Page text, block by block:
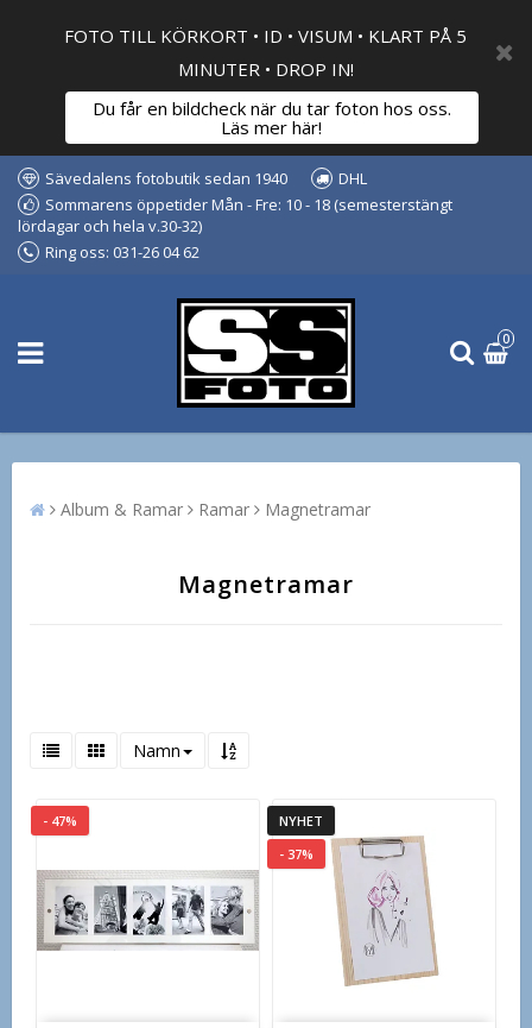
FOTO TILL KÖRKORT • ID • VISUM • KLART PÅ 5
MINUTER • DROP IN!
Du får en bildcheck när du tar foton hos oss.
Läs mer här!
Sävedalens fotobutik sedan 1940
DHL
Sommarens öppetider Mån - Fre: 10 - 18 (semesterstängt
lördagar och hela v.30-32)
Ring oss: 031-26 04 62
0
Album & Ramar Ramar Magnetramar
Magnetramar
Namn
- 47%
NYHET
- 37%